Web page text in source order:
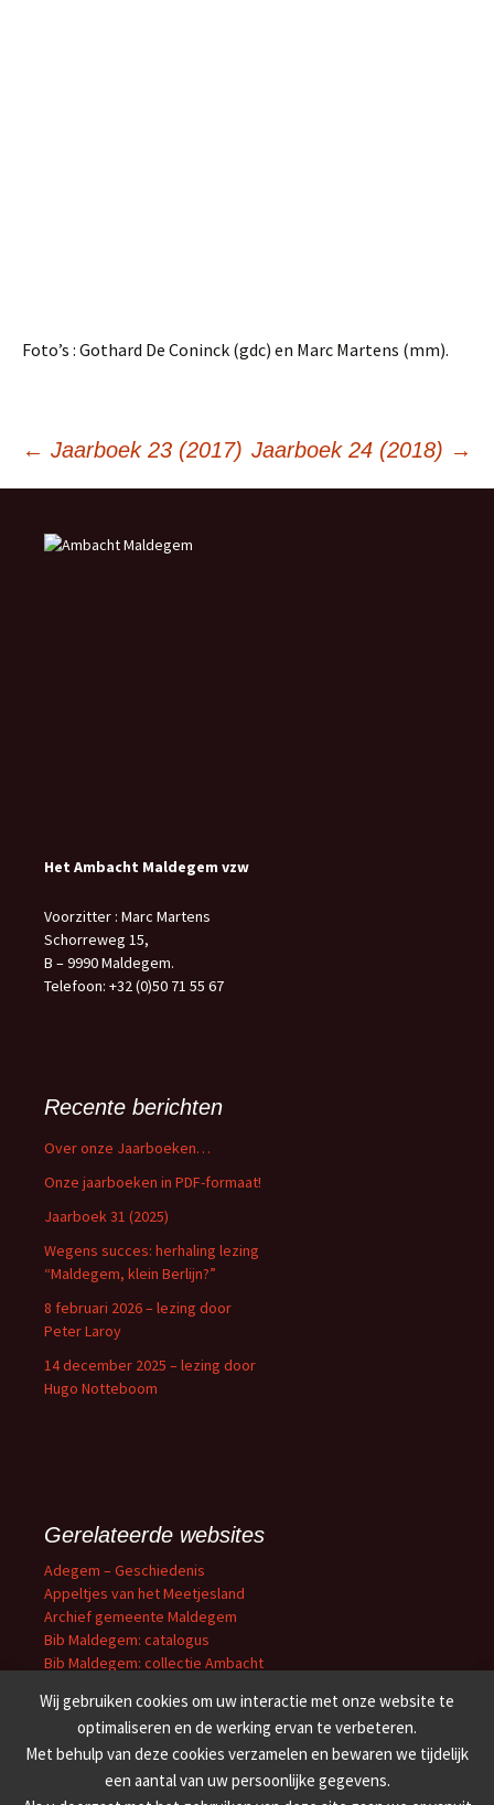
Foto’s : Gothard De Coninck (gdc) en Marc Martens (mm).
Berichtnavigatie
← Jaarboek 23 (2017) Jaarboek 24 (2018) →
Het Ambacht Maldegem vzw
Voorzitter : Marc Martens
Schorreweg 15,
B – 9990 Maldegem.
Telefoon: +32 (0)50 71 55 67
Recente berichten
Over onze Jaarboeken…
Onze jaarboeken in PDF-formaat!
Jaarboek 31 (2025)
Wegens succes: herhaling lezing
“Maldegem, klein Berlijn?”
8 februari 2026 – lezing door
Peter Laroy
14 december 2025 – lezing door
Hugo Notteboom
Gerelateerde websites
Adegem – Geschiedenis
Appeltjes van het Meetjesland
Archief gemeente Maldegem
Bib Maldegem: catalogus
Bib Maldegem: collectie Ambacht
Cultuuroverleg Meetjesland
Erfgoedbank Meetjesland
Familiekunde Meetjesland
’t Getrouwe Maldeghem
Wij gebruiken cookies om uw interactie met onze website te
optimaliseren en de werking ervan te verbeteren.
Met behulp van deze cookies verzamelen en bewaren we tijdelijk
een aantal van uw persoonlijke gegevens.